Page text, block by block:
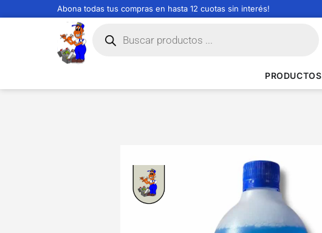
Abona todas tus compras en hasta 12 cuotas sin interés!
PRODUCTOS